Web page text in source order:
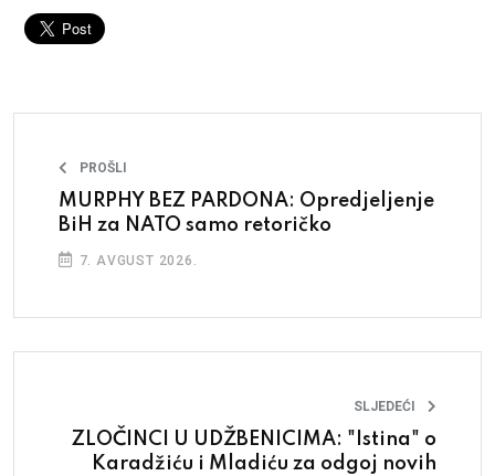
PROŠLI
MURPHY BEZ PARDONA: Opredjeljenje
BiH za NATO samo retoričko
7. AVGUST 2026.
SLJEDEĆI
ZLOČINCI U UDŽBENICIMA: "Istina" o
Karadžiću i Mladiću za odgoj novih